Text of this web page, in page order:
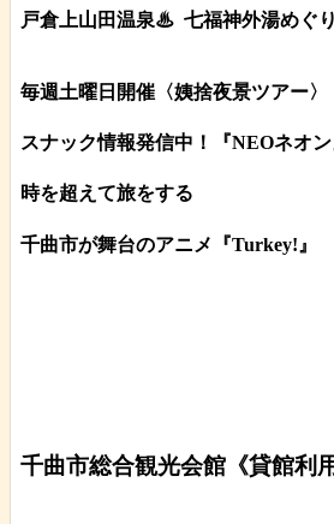
戸倉上山田温泉♨ 七福神外湯めぐり
毎週土曜日開催〈姨捨夜景ツアー〉
スナック情報発信中！『NEOネオン
時を超えて旅をする
千曲市が舞台のアニメ『Turkey!』
千曲市総合観光会館《貸館利